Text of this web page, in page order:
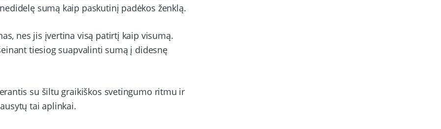
sumą kaip paskutinį padėkos ženklą.
nes jis įvertina visą patirtį kaip visumą.
tiesiog suapvalinti sumą į didesnę
su šiltu graikiškos svetingumo ritmu ir
tai aplinkai.